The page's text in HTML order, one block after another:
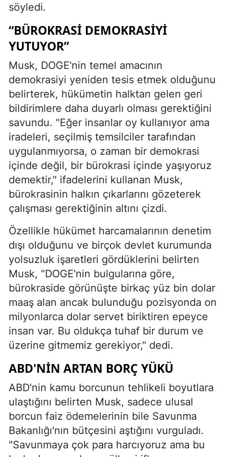
söyledi.
“BÜROKRASI DEMOKRASIYI
YUTUYOR”
Musk, DOGE'nin temel amacının
demokrasiyi yeniden tesis etmek olduğunu
belirterek, hükümetin halktan gelen geri
bildirimlere daha duyarlı olması gerektiğini
savundu. "Eğer insanlar oy kullanıyor ama
iradeleri, seçilmiş temsilciler tarafından
uygulanmıyorsa, o zaman bir demokrasi
içinde değil, bir bürokrasi içinde yaşıyoruz
demektir," ifadelerini kullanan Musk,
bürokrasinin halkın çıkarlarını gözeterek
çalışması gerektiğinin altını çizdi.
Özellikle hükümet harcamalarının denetim
dışı olduğunu ve birçok devlet kurumunda
yolsuzluk işaretleri gördüklerini belirten
Musk, "DOGE'nin bulgularına göre,
bürokraside görünüşte birkaç yüz bin dolar
maaş alan ancak bulunduğu pozisyonda on
milyonlarca dolar servet biriktiren epeyce
insan var. Bu oldukça tuhaf bir durum ve
üzerine gitmemiz gerekiyor," dedi.
ABD'NIN ARTAN BORÇ YÜKÜ
ABD'nin kamu borcunun tehlikeli boyutlara
ulaştığını belirten Musk, sadece ulusal
borcun faiz ödemelerinin bile Savunma
Bakanlığı'nın bütçesini aştığını vurguladı.
"Savunmaya çok para harcıyoruz ama bu